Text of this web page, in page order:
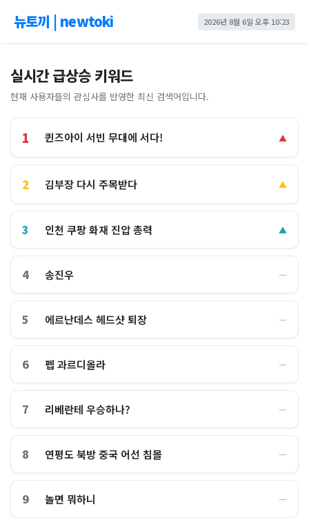
뉴토끼 | newtoki 2026년 8월 6일 오후 10:23
실시간 급상승 키워드
현재 사용자들의 관심사를 반영한 최신 검색어입니다.
1 퀸즈아이 서빈 무대에 서다! ▲
2 김부장 다시 주목받다 ▲
3 인천 쿠팡 화재 진압 총력 ▲
4 송진우 ―
5 에르난데스 헤드샷 퇴장 ―
6 펩 과르디올라 ―
7 리베란테 우승하나? ―
8 연평도 북방 중국 어선 침몰 ―
9 놀면 뭐하니 ―